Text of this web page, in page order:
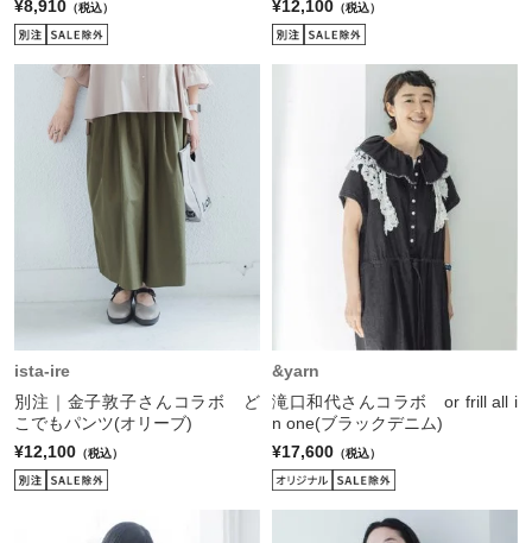
¥8,910 （税込）
¥12,100 （税込）
ista-ire
別注｜金子敦子さんコラボ ど
こでもパンツ(オリーブ)
¥12,100 （税込）
&yarn
滝口和代さんコラボ or frill all i
n one(ブラックデニム)
¥17,600 （税込）